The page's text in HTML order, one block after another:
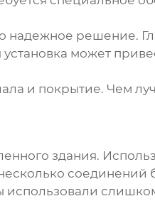
надежное решение.
установка может
и покрытие. Чем
здания.
соединений
использовали